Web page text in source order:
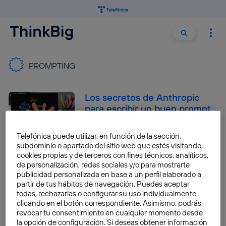
Buscar
PROMPTING
Los secretos de Anthropic
para escribir un buen prompt
Qué es Google AI Studio y
cómo empezar a crear apps
con un solo prompt
José María López
Telefónica puede utilizar, en función de la sección,
subdominio o apartado del sitio web que estés visitando,
cookies propias y de terceros con fines técnicos, analíticos,
de personalización, redes sociales y/o para mostrarte
publicidad personalizada en base a un perfil elaborado a
partir de tus hábitos de navegación. Puedes aceptar
todas, rechazarlas o configurar su uso individualmente
clicando en el botón correspondiente. Asimismo, podrás
revocar tu consentimiento en cualquier momento desde
la opción de configuración. Si deseas obtener información